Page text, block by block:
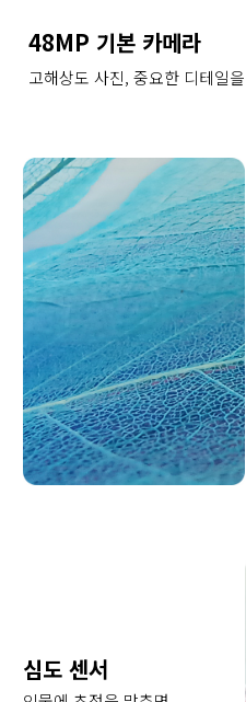
48MP 기본 카메라
고해상도 사진, 중요한 디테일
심도 센서